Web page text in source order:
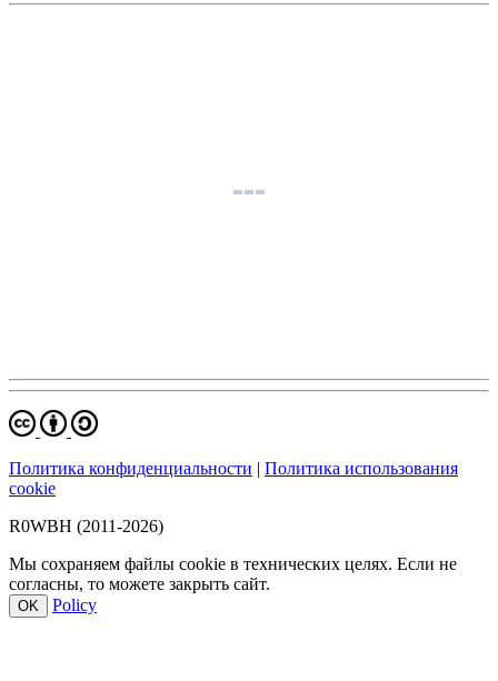
Политика конфиденциальности | Политика использования
cookie
R0WBH (2011-2026)
Мы сохраняем файлы cookie в технических целях. Если не
согласны, то можете закрыть сайт.
OK Policy